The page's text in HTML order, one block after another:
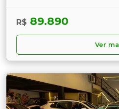
R$ 89.890
Ver